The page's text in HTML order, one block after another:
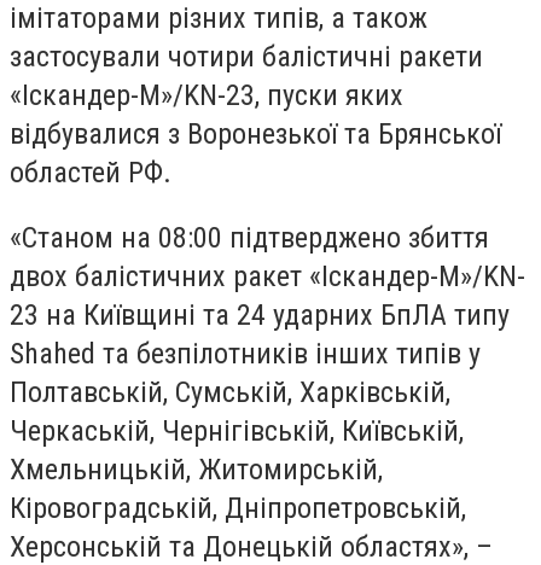
імітаторами різних типів, а також
застосували чотири балістичні ракети
«Іскандер-М»/KN-23, пуски яких
відбувалися з Воронезької та Брянської
областей РФ.
«Станом на 08:00 підтверджено збиття
двох балістичних ракет «Іскандер-М»/KN-
23 на Київщині та 24 ударних БпЛА типу
Shahed та безпілотників інших типів у
Полтавській, Сумській, Харківській,
Черкаській, Чернігівській, Київській,
Хмельницькій, Житомирській,
Кіровоградській, Дніпропетровській,
Херсонській та Донецькій областях», –